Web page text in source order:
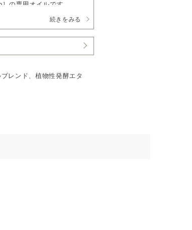
の専用オイルです。
続きをみる
レンド、植物性発酵エタ